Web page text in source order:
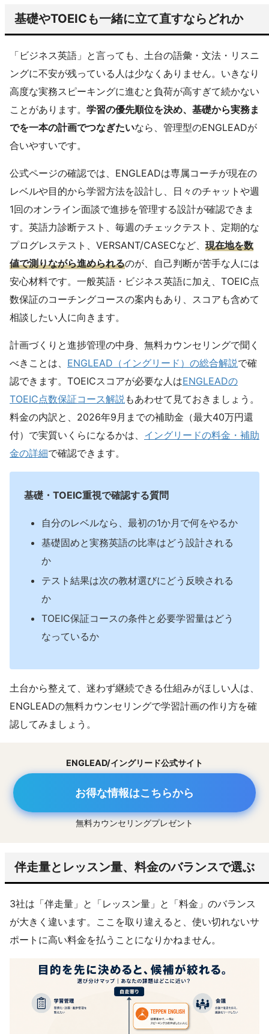
基礎やTOEICも一緒に立て直すならどれか
「ビジネス英語」と言っても、土台の語彙・文法・リスニ
ングに不安が残っている人は少なくありません。いきなり
高度な実務スピーキングに進むと負荷が高すぎて続かない
ことがあります。 学習の優先順位を決め、基礎から実務ま
でを一本の計画でつなぎたいなら、管理型のENGLEADが
合いやすいです。
公式ページの確認では、ENGLEADは専属コーチが現在の
レベルや目的から学習方法を設計し、日々のチャットや週
1回のオンライン面談で進捗を管理する設計が確認できま
す。英語力診断テスト、毎週のチェックテスト、定期的な
プログレステスト、VERSANT/CASECなど、 現在地を数
値で測りながら進められるのが、自己判断が苦手な人には
安心材料です。一般英語・ビジネス英語に加え、TOEIC点
数保証のコーチングコースの案内もあり、スコアも含めて
相談したい人に向きます。
計画づくりと進捗管理の中身、無料カウンセリングで聞く
べきことは、 ENGLEAD（イングリード）の総合解説で確
認できます。TOEICスコアが必要な人はENGLEADの
TOEIC点数保証コース解説 もあわせて見ておきましょう。
料金の内訳と、2026年9月までの補助金（最大40万円還
付）で実質いくらになるかは、 イングリードの料金・補助
金の詳細で確認できます。
基礎・TOEIC重視で確認する質問
自分のレベルなら、最初の1か月で何をやるか
基礎固めと実務英語の比率はどう設計される
か
テスト結果は次の教材選びにどう反映される
か
TOEIC保証コースの条件と必要学習量はどう
なっているか
土台から整えて、迷わず継続できる仕組みがほしい人は、
ENGLEADの無料カウンセリングで学習計画の作り方を確
認してみましょう。
ENGLEAD/イングリード公式サイト
お得な情報はこちらから
無料カウンセリングプレゼント
伴走量とレッスン量、料金のバランスで選ぶ
3社は「伴走量」と「レッスン量」と「料金」のバランス
が大きく違います。ここを取り違えると、使い切れないサ
ポートに高い料金を払うことになりかねません。